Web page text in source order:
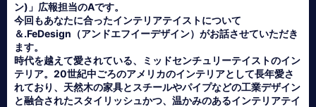
ン)」広報担当のAです。
今回もあなたに合ったインテリアテイストについて
＆.FeDesign（アンドエフイーデザイン）がお話させていただき
ます。
時代を越えて愛されている、ミッドセンチュリーテイストのイン
テリア。20世紀中ごろのアメリカのインテリアとして長年愛さ
れており、天然木の家具とスチールやパイプなどの工業デザイン
と融合されたスタイリッシュかつ、温かみのあるインテリアテイ